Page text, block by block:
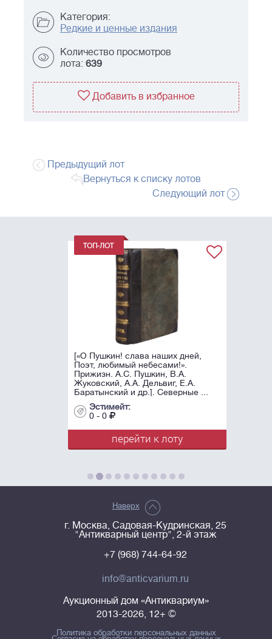
Категория:
Редкие и ценные издания
Количество просмотров
лота: 639
Добавить в избранное
Предыдущий лот
Вернуться к списку лотов
Следующий лот
[«О Пушкин! слава наших дней,
Поэт, любимый небесами!».
Прижизн. А.С. Пушкин, В.А.
Жуковский, А.А. Дельвиг, Е.А.
Баратынский и др.]. Северные ...
Эстимейт:
0 - 0
перейти к лоту
Наверх
г. Москва, Садовая-Кудринская, 25
"Антикварный центр", 2-й этаж
+7 (968) 744-64-92
info@anticvarium.ru
Аукционный дом «Антиквариум»
2013-2026, 12+ ©
Политика обработки персональных данных